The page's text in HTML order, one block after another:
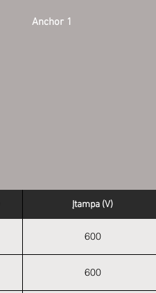
Anchor 1
Įtampa (V)
600
600